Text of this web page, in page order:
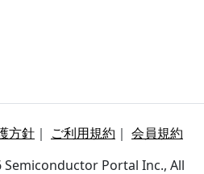
方針 ｜ ご利用規約 ｜ 会員規約
Semiconductor Portal Inc., All